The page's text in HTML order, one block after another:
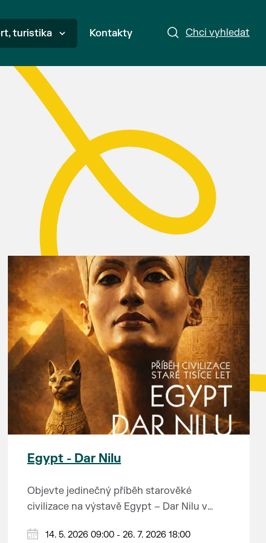
Chci vyhledat
turistika Kontakty
Egypt - Dar Nilu
Objevte jedinečný příběh starověké
civilizace na výstavě Egypt – Dar Nilu v
Výstava představuje umění starého Egypta,
14. 5. 2026 09:00 - 26. 7. 2026 18:00